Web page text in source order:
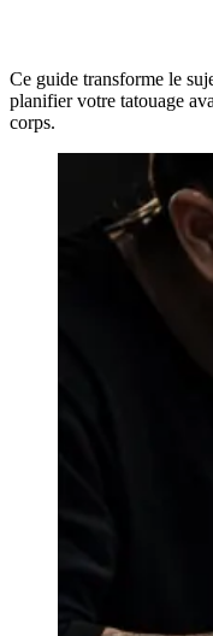
Ce guide transforme le
planifier votre tatouage
corps.